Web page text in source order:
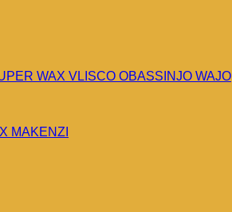
WAX VLISCO OBASSINJO WAJO